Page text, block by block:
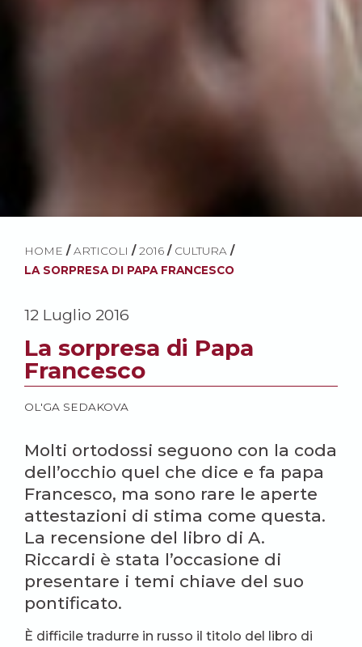
HOME / ARTICOLI / 2016 / CULTURA /
LA SORPRESA DI PAPA FRANCESCO
12 Luglio 2016
La sorpresa di Papa
Francesco
OL'GA SEDAKOVA
Molti ortodossi seguono con la coda
dell’occhio quel che dice e fa papa
Francesco, ma sono rare le aperte
attestazioni di stima come questa.
La recensione del libro di A.
Riccardi è stata l’occasione di
presentare i temi chiave del suo
pontificato.
È difficile tradurre in russo il titolo del libro di